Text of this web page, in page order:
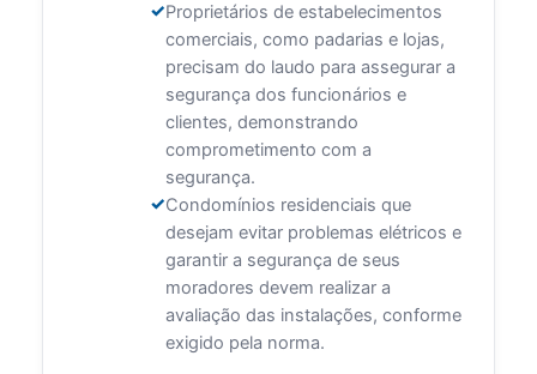
Proprietários de estabelecimentos
comerciais, como padarias e lojas,
precisam do laudo para assegurar a
segurança dos funcionários e
clientes, demonstrando
comprometimento com a
segurança.
Condomínios residenciais que
desejam evitar problemas elétricos e
garantir a segurança de seus
moradores devem realizar a
avaliação das instalações, conforme
exigido pela norma.